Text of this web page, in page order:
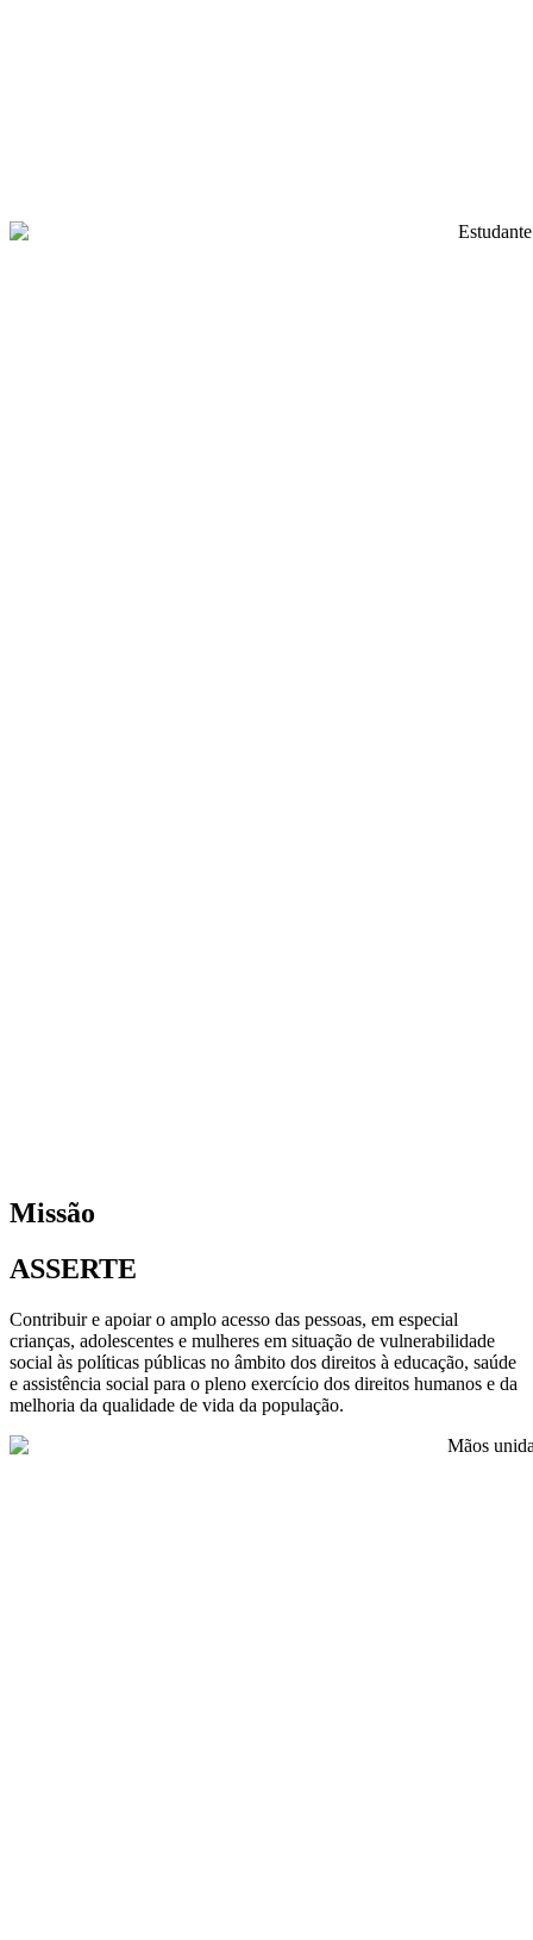
Missão
ASSERTE
Contribuir e apoiar o amplo acesso das pessoas, em especial
crianças, adolescentes e mulheres em situação de vulnerabilidade
social às políticas públicas no âmbito dos direitos à educação, saúde
e assistência social para o pleno exercício dos direitos humanos e da
melhoria da qualidade de vida da população.